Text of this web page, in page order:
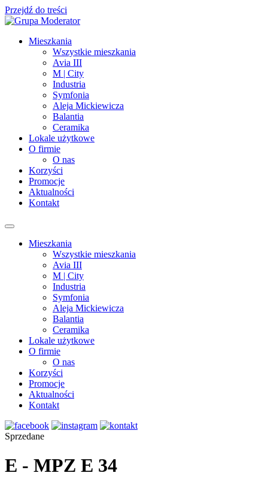
Przejdź do treści
Mieszkania
Wszystkie mieszkania
Avia III
M | City
Industria
Symfonia
Aleja Mickiewicza
Balantia
Ceramika
Lokale użytkowe
O firmie
O nas
Korzyści
Promocje
Aktualności
Kontakt
Mieszkania
Wszystkie mieszkania
Avia III
M | City
Industria
Symfonia
Aleja Mickiewicza
Balantia
Ceramika
Lokale użytkowe
O firmie
O nas
Korzyści
Promocje
Aktualności
Kontakt
Sprzedane
E - MPZ E 34